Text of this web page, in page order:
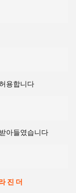
용합니다
아들였습니다
진 더